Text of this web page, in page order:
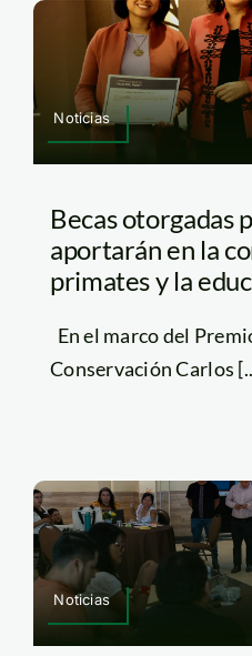
Noticias
Becas otorgadas
aportarán en la
primates y la
En el marco del
Conservación Carlos
Noticias